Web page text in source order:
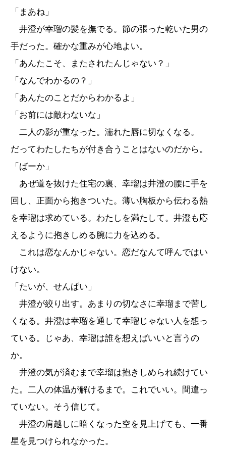
「まあね」
井澄が幸瑠の髪を撫でる。節の張った乾いた男の
手だった。確かな重みが心地よい。
「あんたこそ、またされたんじゃない？」
「なんでわかるの？」
「あんたのことだからわかるよ」
「お前には敵わないな」
二人の影が重なった。濡れた唇に切なくなる。
だってわたしたちが付き合うことはないのだから。
「ばーか」
あぜ道を抜けた住宅の裏、幸瑠は井澄の腰に手を
回し、正面から抱きついた。薄い胸板から伝わる熱
を幸瑠は求めている。わたしを満たして。井澄も応
えるように抱きしめる腕に力を込める。
これは恋なんかじゃない。恋だなんて呼んではい
けない。
「たいが、せんぱい」
井澄が絞り出す。あまりの切なさに幸瑠まで苦し
くなる。井澄は幸瑠を通して幸瑠じゃない人を想っ
ている。じゃあ、幸瑠は誰を想えばいいと言うの
か。
井澄の気が済むまで幸瑠は抱きしめられ続けてい
た。二人の体温が解けるまで。これでいい。間違っ
ていない。そう信じて。
井澄の肩越しに暗くなった空を見上げても、一番
星を見つけられなかった。